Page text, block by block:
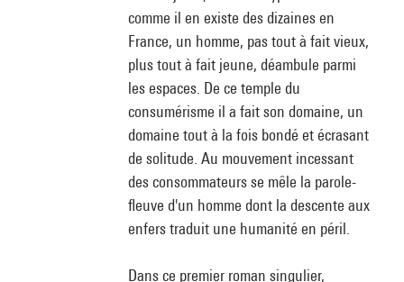
comme il en existe des dizaines en
France, un homme, pas tout à fait vieux,
plus tout à fait jeune, déambule parmi
les espaces. De ce temple du
consumérisme il a fait son domaine, un
domaine tout à la fois bondé et écrasant
de solitude. Au mouvement incessant
des consommateurs se mêle la parole-
fleuve d'un homme dont la descente aux
enfers traduit une humanité en péril.
Dans ce premier roman singulier,